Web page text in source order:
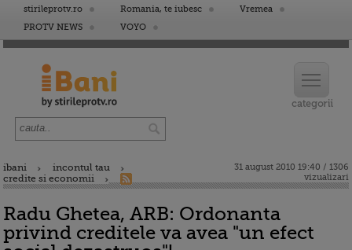
stirileprotv.ro Romania, te iubesc
Vremea
PROTV NEWS
VOYO
ibani
incontul tau
credite si economii
31 august 2010 19:40 / 1306
vizualizari
Radu Ghetea, ARB: Ordonanta
privind creditele va avea "un efect